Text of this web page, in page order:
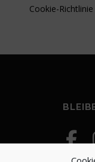
Cookie-Richtlinie